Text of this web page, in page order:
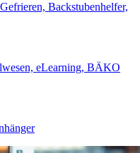
Backstubenhelfer,
eLearning, BÄKO